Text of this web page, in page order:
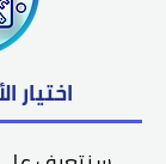
اختيار